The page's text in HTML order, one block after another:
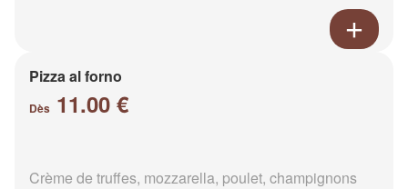
Pizza al forno
Dès 11.00 €
Crème de truffes, mozzarella, poulet, champignons